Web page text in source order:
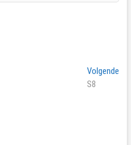
Volgende
S8